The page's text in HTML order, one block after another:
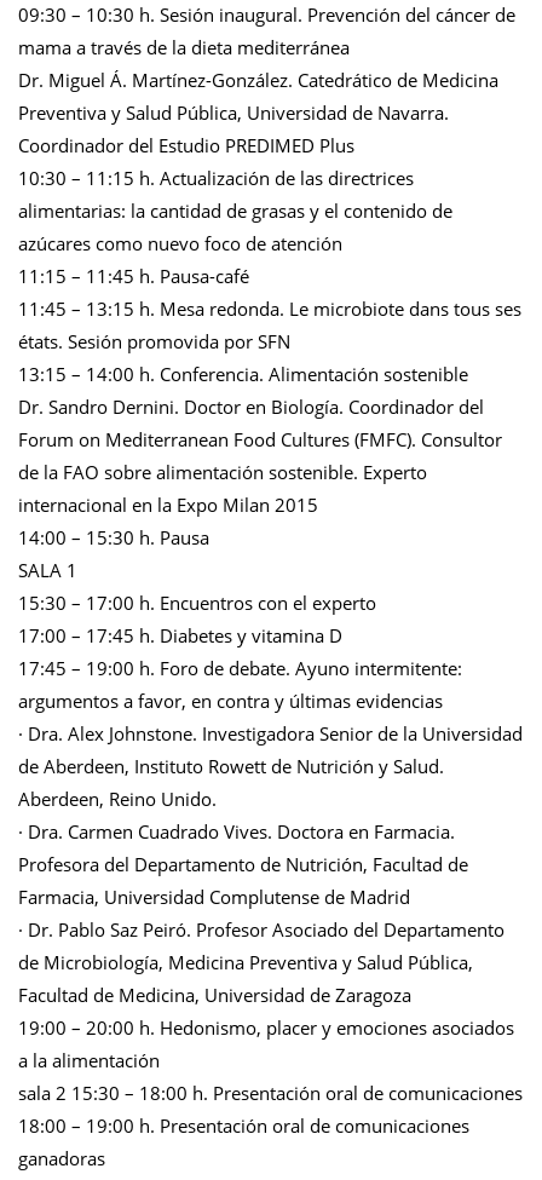
09:30 – 10:30 h. Sesión inaugural. Prevención del cáncer de
mama a través de la dieta mediterránea
Dr. Miguel Á. Martínez-González. Catedrático de Medicina
Preventiva y Salud Pública, Universidad de Navarra.
Coordinador del Estudio PREDIMED Plus
10:30 – 11:15 h. Actualización de las directrices
alimentarias: la cantidad de grasas y el contenido de
azúcares como nuevo foco de atención
11:15 – 11:45 h. Pausa-café
11:45 – 13:15 h. Mesa redonda. Le microbiote dans tous ses
états. Sesión promovida por SFN
13:15 – 14:00 h. Conferencia. Alimentación sostenible
Dr. Sandro Dernini. Doctor en Biología. Coordinador del
Forum on Mediterranean Food Cultures (FMFC). Consultor
de la FAO sobre alimentación sostenible. Experto
internacional en la Expo Milan 2015
14:00 – 15:30 h. Pausa
SALA 1
15:30 – 17:00 h. Encuentros con el experto
17:00 – 17:45 h. Diabetes y vitamina D
17:45 – 19:00 h. Foro de debate. Ayuno intermitente:
argumentos a favor, en contra y últimas evidencias
· Dra. Alex Johnstone. Investigadora Senior de la Universidad
de Aberdeen, Instituto Rowett de Nutrición y Salud.
Aberdeen, Reino Unido.
· Dra. Carmen Cuadrado Vives. Doctora en Farmacia.
Profesora del Departamento de Nutrición, Facultad de
Farmacia, Universidad Complutense de Madrid
· Dr. Pablo Saz Peiró. Profesor Asociado del Departamento
de Microbiología, Medicina Preventiva y Salud Pública,
Facultad de Medicina, Universidad de Zaragoza
19:00 – 20:00 h. Hedonismo, placer y emociones asociados
a la alimentación
sala 2 15:30 – 18:00 h. Presentación oral de comunicaciones
18:00 – 19:00 h. Presentación oral de comunicaciones
ganadoras